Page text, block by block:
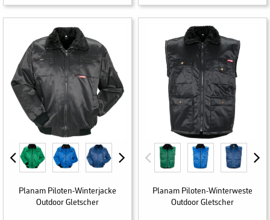
Planam Piloten-Winterjacke
Outdoor Gletscher
Planam Piloten-Winterweste
Outdoor Gletscher